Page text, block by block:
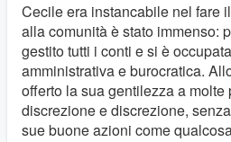
Cecile era instancabile nel fare
alla comunità è stato immenso:
gestito tutti i conti e si è
amministrativa e burocratica.
offerto la sua gentilezza a molte
discrezione e discrezione,
sue buone azioni come